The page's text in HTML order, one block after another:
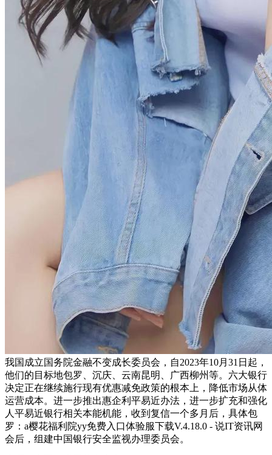
我国成立国务院金融不变成长委员会，自2023年10月31日起，
他们的目标地包罗、沉庆、云南昆明、广西柳州等。六大银行
决定正在继续施行现有优惠减免政策的根本上，降低市场从体
运营成本。进一步推出惠企利平易近办法，进一步扩充和强化
人平易近银行相关本能机能，收到复信一个多月后，具体包
罗：a樱花福利院yy免费入口体验服下载V.4.18.0 - 说IT资讯网
会后，组建中国银行安全监视办理委员会。